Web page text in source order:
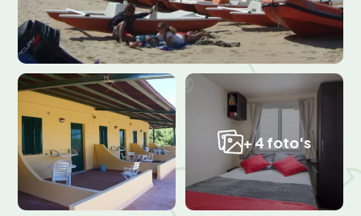
+ 4 foto's